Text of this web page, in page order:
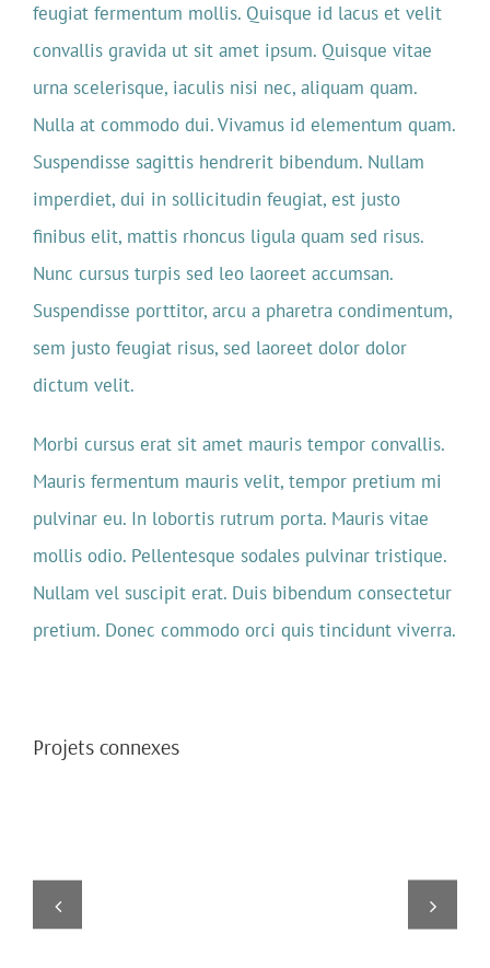
feugiat fermentum mollis. Quisque id lacus et velit
convallis gravida ut sit amet ipsum. Quisque vitae
urna scelerisque, iaculis nisi nec, aliquam quam.
Nulla at commodo dui. Vivamus id elementum quam.
Suspendisse sagittis hendrerit bibendum. Nullam
imperdiet, dui in sollicitudin feugiat, est justo
finibus elit, mattis rhoncus ligula quam sed risus.
Nunc cursus turpis sed leo laoreet accumsan.
Suspendisse porttitor, arcu a pharetra condimentum,
sem justo feugiat risus, sed laoreet dolor dolor
dictum velit.
Morbi cursus erat sit amet mauris tempor convallis.
Mauris fermentum mauris velit, tempor pretium mi
pulvinar eu. In lobortis rutrum porta. Mauris vitae
mollis odio. Pellentesque sodales pulvinar tristique.
Nullam vel suscipit erat. Duis bibendum consectetur
pretium. Donec commodo orci quis tincidunt viverra.
Projets connexes